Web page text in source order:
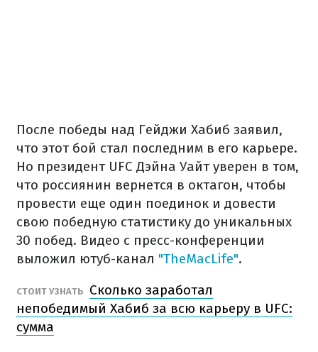
После победы над Гейджи Хабиб заявил,
что этот бой стал последним в его карьере.
Но президент UFC Дэйна Уайт уверен в том,
что россиянин вернется в октагон, чтобы
провести еще один поединок и довести
свою победную статистику до уникальных
30 побед. Видео с пресс-конференции
выложил ютуб-канал "TheMacLife".
СТОИТ УЗНАТЬ
Сколько заработал
непобедимый Хабиб за всю карьеру в UFC:
сумма